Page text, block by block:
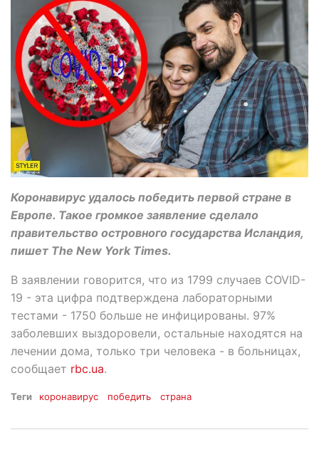
Коронавирус удалось победить первой стране в
Европе. Такое громкое заявление сделало
правительство островного государства Исландия,
пишет The New York Times.
В заявлении говорится, что из 1799 случаев COVID-
19 - эта цифра подтверждена лабораторными
тестами - 1750 больше не инфицированы. 97%
заболевших выздоровели, остальные находятся на
лечении дома, только три человека - в больницах,
сообщает rbc.ua.
Теги коронавирус победить страна